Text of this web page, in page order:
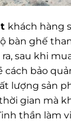
khách hàng
bàn ghế
sau khi
cách bảo
lượng sản
gian mà
thần làm